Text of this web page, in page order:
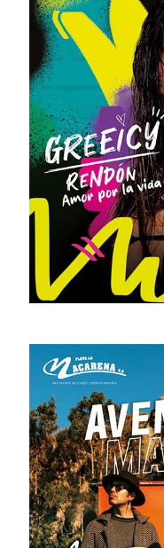
# 44 · Diciembre